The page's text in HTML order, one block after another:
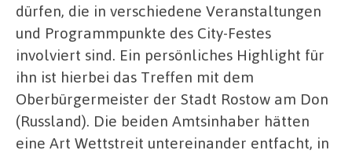
dürfen, die in verschiedene Veranstaltungen
und Programmpunkte des City-Festes
involviert sind. Ein persönliches Highlight für
ihn ist hierbei das Treffen mit dem
Oberbürgermeister der Stadt Rostow am Don
(Russland). Die beiden Amtsinhaber hätten
eine Art Wettstreit untereinander entfacht, in